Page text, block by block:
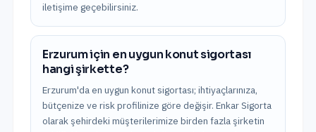
iletişime geçebilirsiniz.
Erzurum için en uygun konut sigortası
hangi şirkette?
Erzurum'da en uygun konut sigortası; ihtiyaçlarınıza,
bütçenize ve risk profilinize göre değişir. Enkar Sigorta
olarak şehirdeki müşterilerimize birden fazla şirketin